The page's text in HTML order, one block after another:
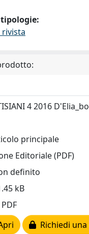
rivista
4 2016
principale
Editoriale (PDF)
definito
kB
Richiedi